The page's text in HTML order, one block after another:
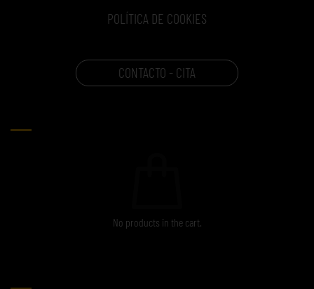
POLÍTICA DE COOKIES
CONTACTO - CITA
No products in the cart.